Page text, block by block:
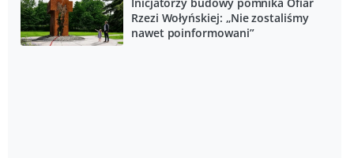
Rzezi Wołyńskiej: „Nie zostaliśmy
nawet poinformowani”